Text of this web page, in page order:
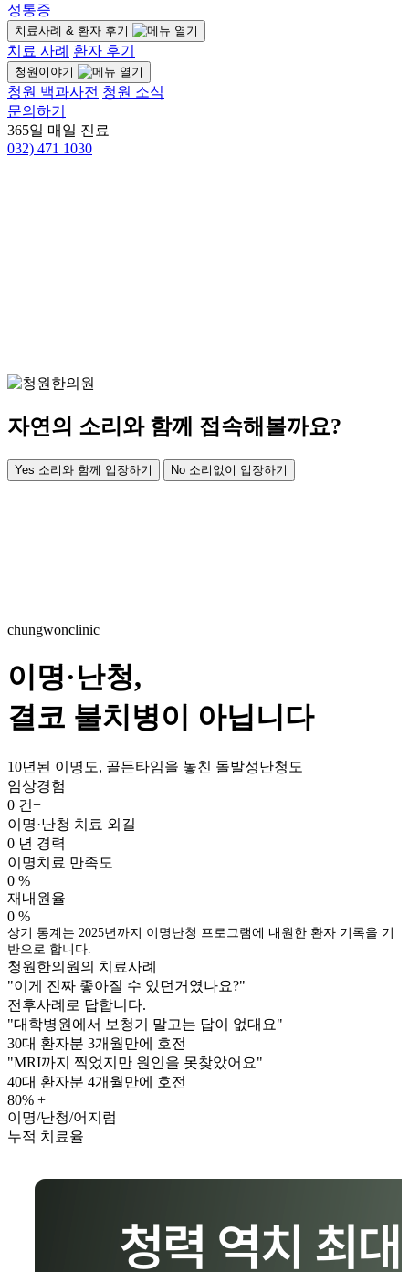
성통증
치료사례 & 환자 후기
치료 사례 환자 후기
청원이야기
청원 백과사전 청원 소식
문의하기
365일 매일 진료
032) 471 1030
자연의 소리와 함께 접속해볼까요?
Yes 소리와 함께 입장하기 No 소리없이 입장하기
chungwonclinic
이명·난청,
결코 불치병이 아닙니다
10년된 이명도, 골든타임을 놓친 돌발성난청도
임상경험
0 건+
이명·난청 치료 외길
0 년 경력
이명치료 만족도
0 %
재내원율
0 %
상기 통계는 2025년까지 이명난청 프로그램에 내원한 환자 기록을 기
반으로 합니다.
청원한의원의 치료사례
"이게 진짜 좋아질 수 있던거였나요?"
전후사례로 답합니다.
"대학병원에서 보청기 말고는 답이 없대요"
30대 환자분 3개월만에 호전
"MRI까지 찍었지만 원인을 못찾았어요"
40대 환자분 4개월만에 호전
80% +
이명/난청/어지럼
누적 치료율